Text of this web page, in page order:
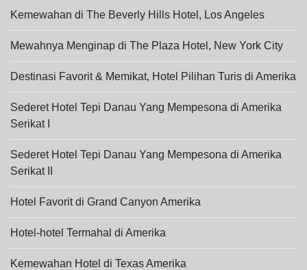
Kemewahan di The Beverly Hills Hotel, Los Angeles
Mewahnya Menginap di The Plaza Hotel, New York City
Destinasi Favorit & Memikat, Hotel Pilihan Turis di Amerika
Sederet Hotel Tepi Danau Yang Mempesona di Amerika
Serikat I
Sederet Hotel Tepi Danau Yang Mempesona di Amerika
Serikat II
Hotel Favorit di Grand Canyon Amerika
Hotel-hotel Termahal di Amerika
Kemewahan Hotel di Texas Amerika